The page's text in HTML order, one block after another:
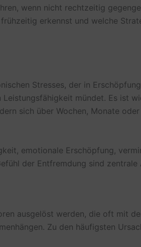
wenn nicht rechtzeitig
erkennst und welche
Stresses, der in
mündet. Es ist
sich über Wochen, Monate
emotionale Erschöpfung,
der Entfremdung sind zentrale
ausgelöst werden, die oft mit
Zu den häufigsten